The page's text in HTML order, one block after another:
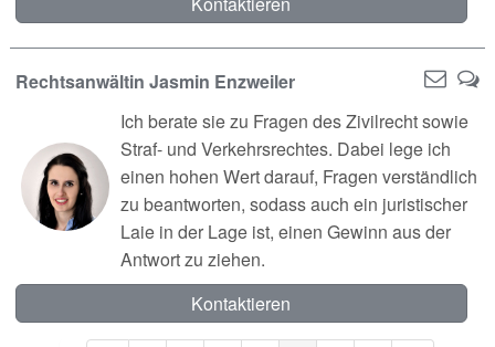
Rechtsanwältin Jasmin Enzweiler
Ich berate sie zu Fragen des Zivilrecht sowie
Straf- und Verkehrsrechtes. Dabei lege ich
einen hohen Wert darauf, Fragen verständlich
zu beantworten, sodass auch ein juristischer
Laie in der Lage ist, einen Gewinn aus der
Antwort zu ziehen.
Kontaktieren